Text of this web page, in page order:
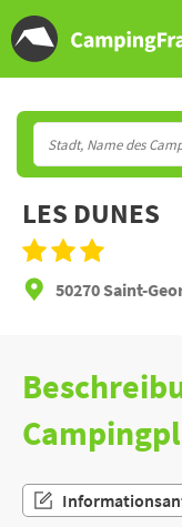
LES DUNES
50270 Saint-